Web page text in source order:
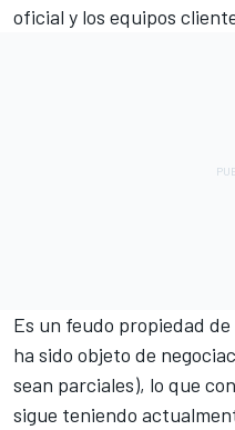
oficial y los equipos
Es un feudo propiedad
ha sido objeto de
sean parciales), lo que
sigue teniendo